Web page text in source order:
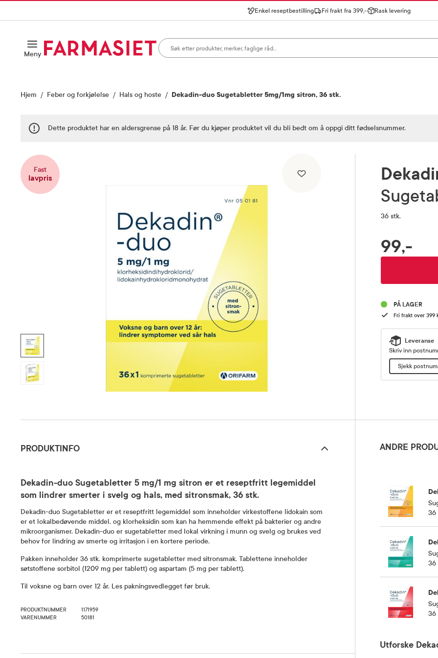
Enkel reseptbestilling Fri frakt fra 399,- Rask levering
INNHOLD
MenyÅpne
Søk i apotek
Hjem Feber og forkjølelse Hals og hoste Dekadin-duo Sugetabletter 5mg/1mg sitron, 36 stk.
Dette produktet har en aldersgrense på 18 år. Før du kjøper produktet vil du bli bedt om å oppgi ditt fødselsnummer.
Fast
lavpris
Vis bilde 1 av 2
36 stk.
RABATTPROSENT
Pris
99,-
PÅ LAGER
Fri frakt over 399
Leveranse
Skriv inn
Sjekk
PRODUKTINFO
Dekadin-duo Sugetabletter 5 mg/1 mg sitron er et reseptfritt legemiddel
som lindrer smerter i svelg og hals, med sitronsmak, 36 stk.
Dekadin-duo Sugetabletter er et reseptfritt legemiddel som inneholder virkestoffene lidokain som
er et lokalbedøvende middel, og klorheksidin som kan ha hemmende effekt på bakterier og andre
mikroorganismer. Dekadin-duo er sugetabletter med lokal virkning i munn og svelg og brukes ved
behov for lindring av smerte og irritasjon i en kortere periode.
Pakken inneholder 36 stk. komprimerte sugetabletter med sitronsmak. Tablettene inneholder
søtstoffene sorbitol (1209 mg per tablett) og aspartam (5 mg per tablett).
Til voksne og barn over 12 år. Les pakningsvedlegget før bruk.
PRODUKTNUMMER
1171959
VARENUMMER
50181
ANDRE
36
36
36
Utforske